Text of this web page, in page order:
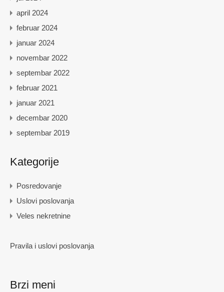
april 2024
februar 2024
januar 2024
novembar 2022
septembar 2022
februar 2021
januar 2021
decembar 2020
septembar 2019
Kategorije
Posredovanje
Uslovi poslovanja
Veles nekretnine
Pravila i uslovi poslovanja
Brzi meni